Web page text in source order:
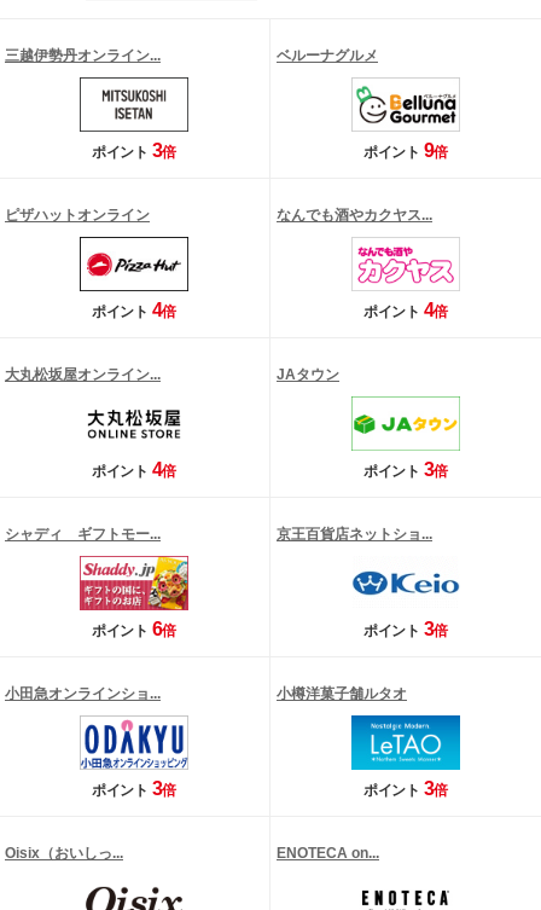
三越伊勢丹オンライン...
ポイント 3倍
ベルーナグルメ
ポイント 9倍
ピザハットオンライン
ポイント 4倍
なんでも酒やカクヤス...
ポイント 4倍
大丸松坂屋オンライン...
ポイント 4倍
JAタウン
ポイント 3倍
シャディ ギフトモー...
ポイント 6倍
京王百貨店ネットショ...
ポイント 3倍
小田急オンラインショ...
ポイント 3倍
小樽洋菓子舗ルタオ
ポイント 3倍
Oisix（おいしっ... ENOTECA on...